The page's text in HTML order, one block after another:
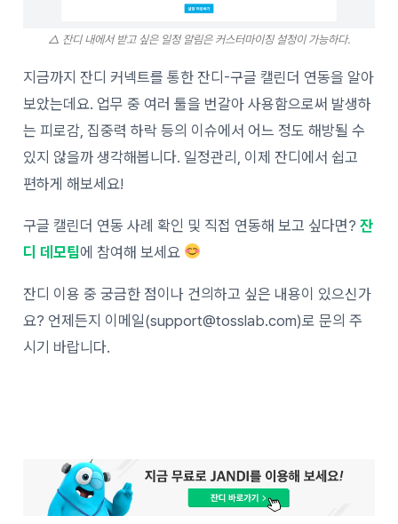
△ 잔디 내에서 받고 싶은 일정 알림은 커스터마이징 설정이 가능하다.
지금까지 잔디 커넥트를 통한 잔디-구글 캘린더 연동을 알아
보았는데요. 업무 중 여러 툴을 번갈아 사용함으로써 발생하
는 피로감, 집중력 하락 등의 이슈에서 어느 정도 해방될 수
있지 않을까 생각해봅니다. 일정관리, 이제 잔디에서 쉽고
편하게 해보세요!
구글 캘린더 연동 사례 확인 및 직접 연동해 보고 싶다면?잔
디 데모팀에 참여해 보세요
잔디 이용 중 궁금한 점이나 건의하고 싶은 내용이 있으신가
요? 언제든지 이메일(support@tosslab.com)로 문의 주
시기 바랍니다.